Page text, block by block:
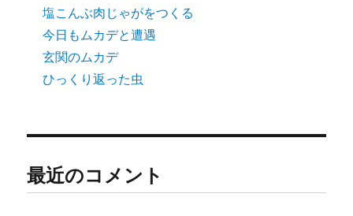
塩こんぶ肉じゃがをつくる
今日もムカデと遭遇
玄関のムカデ
ひっくり返った虫
最近のコメント